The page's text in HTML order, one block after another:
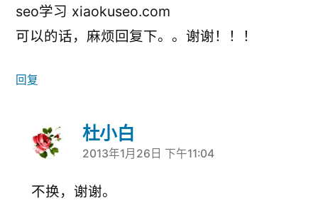
seo学习 xiaokuseo.com
可以的话，麻烦回复下。。谢谢！！！
回复
杜小白
说：
2013年1月26日 下午11:04
不换，谢谢。